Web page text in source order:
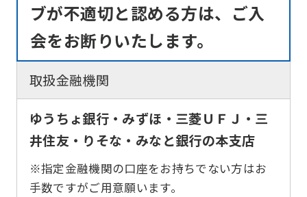
ブが不適切と認める方は、ご入
会をお断りいたします。
取扱金融機関
ゆうちょ銀行・みずほ・三菱ＵＦＪ・三
井住友・りそな・みなと銀行の本支店
※指定金融機関の口座をお持ちでない方はお
手数ですがご用意願います。